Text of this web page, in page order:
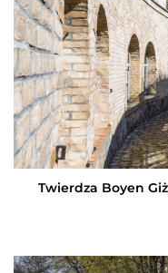
Twierdza Boyen